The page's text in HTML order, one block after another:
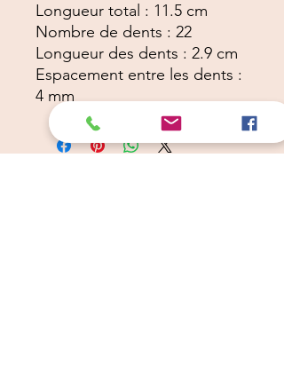
Longueur total : 11.5 cm
Nombre de dents : 22
Longueur des dents : 2.9 cm
Espacement entre les dents :
4 mm